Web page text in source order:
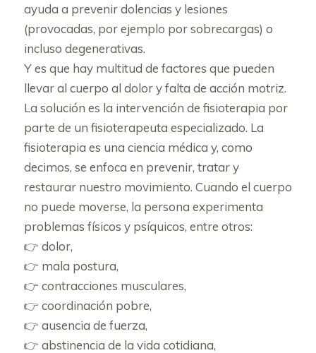
ayuda a prevenir dolencias y lesiones
(provocadas, por ejemplo por sobrecargas) o
incluso degenerativas.
Y es que hay multitud de factores que pueden
llevar al cuerpo al dolor y falta de acción motriz.
La solución es la intervención de fisioterapia por
parte de un fisioterapeuta especializado. La
fisioterapia es una ciencia médica y, como
decimos, se enfoca en prevenir, tratar y
restaurar nuestro movimiento. Cuando el cuerpo
no puede moverse, la persona experimenta
problemas físicos y psíquicos, entre otros:
👉 dolor,
👉 mala postura,
👉 contracciones musculares,
👉 coordinación pobre,
👉 ausencia de fuerza,
👉 abstinencia de la vida cotidiana,